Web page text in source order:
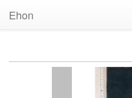
Ehon
Previous